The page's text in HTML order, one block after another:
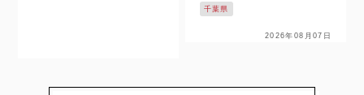
を越えて選手たちが躍動す
る夏。その中心に位置する
だ。 今年は例年以上に特
千葉県
2026年08月07日